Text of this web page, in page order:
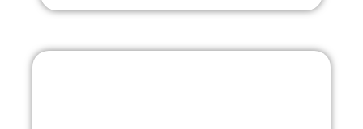
időszakokban, vagy mélyebb jelentéssel is